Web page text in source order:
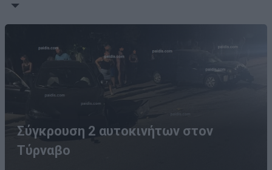
Σύγκρουση 2 αυτοκινήτων στον
Τύρναβο